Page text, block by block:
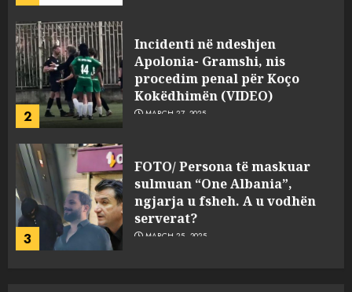
3
FOTO/ Persona të maskuar
sulmuan “One Albania”,
ngjarja u fsheh. A u vodhën
serverat?
MARCH 25, 2025
4
Prokuroria jep pretencën, ja
çfarë dënimi kërkon për
Mariela dhe Antonela
Berishën
MARCH 25, 2025